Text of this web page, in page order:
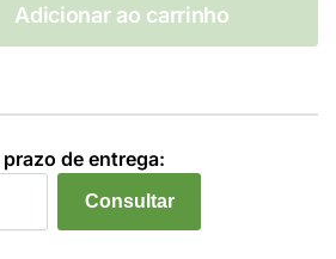
Adicionar ao carrinho
de entrega:
Consultar